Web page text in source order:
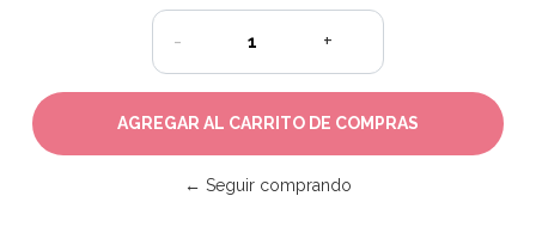
- +
← Seguir comprando